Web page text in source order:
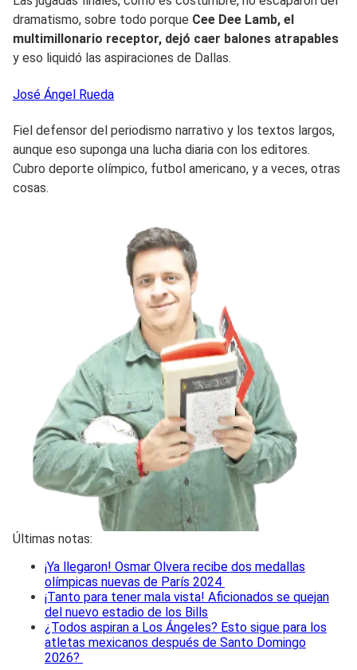
dramatismo, sobre todo porque Cee Dee Lamb, el
multimillonario receptor, dejó caer balones atrapables
y eso liquidó las aspiraciones de Dallas.
José Ángel Rueda
Fiel defensor del periodismo narrativo y los textos largos,
aunque eso suponga una lucha diaria con los editores.
Cubro deporte olímpico, futbol americano, y a veces, otras
cosas.
Últimas notas:
¡Ya llegaron! Osmar Olvera recibe dos medallas
olímpicas nuevas de París 2024
¡Tanto para tener mala vista! Aficionados se quejan
del nuevo estadio de los Bills
¿Todos aspiran a Los Ángeles? Esto sigue para los
atletas mexicanos después de Santo Domingo
2026?